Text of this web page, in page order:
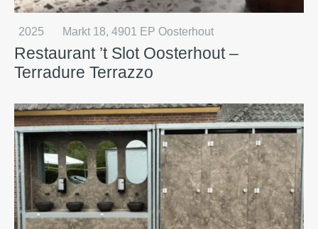
2025 Markt 18, 4901 EP Oosterhout
Restaurant ’t Slot Oosterhout –
Terradure Terrazzo